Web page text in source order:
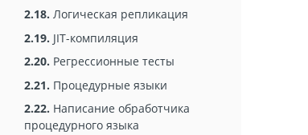
2.18. Логическая репликация
2.19. JIT-компиляция
2.20. Регрессионные тесты
2.21. Процедурные языки
2.22. Написание обработчика
процедурного языка